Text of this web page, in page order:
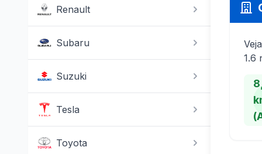
Renault
Subaru
Suzuki
Tesla
Toyota
1.6